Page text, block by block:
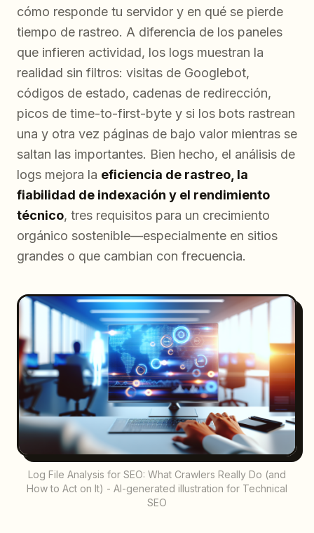
cómo responde tu servidor y en qué se pierde
tiempo de rastreo. A diferencia de los paneles
que infieren actividad, los logs muestran la
realidad sin filtros: visitas de Googlebot,
códigos de estado, cadenas de redirección,
picos de time-to-first-byte y si los bots rastrean
una y otra vez páginas de bajo valor mientras se
saltan las importantes. Bien hecho, el análisis de
logs mejora la eficiencia de rastreo, la
fiabilidad de indexación y el rendimiento
técnico, tres requisitos para un crecimiento
orgánico sostenible—especialmente en sitios
grandes o que cambian con frecuencia.
Log File Analysis for SEO: What Crawlers Really Do (and
How to Act on It) - AI-generated illustration for Technical
SEO